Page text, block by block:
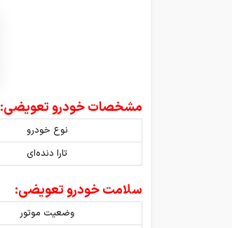
مشخصات خودرو تعویضی:
نوع خودرو
تارا دنده‌ای
سلامت خودرو تعویضی:
وضعیت موتور